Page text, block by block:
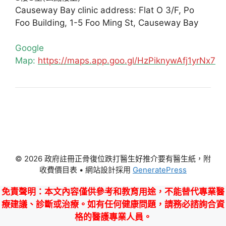
Causeway Bay clinic address: Flat O 3/F, Po
Foo Building, 1-5 Foo Ming St, Causeway Bay
Google
Map: https://maps.app.goo.gl/HzPiknywAfj1yrNx7
© 2026 政府註冊正骨復位跌打醫生好推介要有醫生紙，附
收費價目表 • 網站設計採用 GeneratePress
免責聲明 ：本文內容僅供參考和教育用途，不能替代專業醫
療建議、診斷或治療。如有任何健康問題，請務必諮詢合資
格的醫護專業人員。